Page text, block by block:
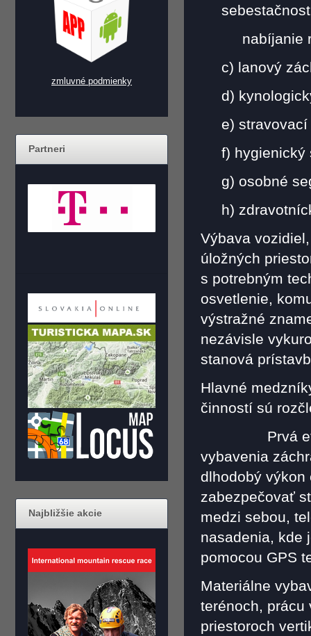
zmluvné podmienky
Partneri
Najbližšie akcie
nabíjanie
c) lanový
d)
e)
f) hygienický
g) osobné
h)
Výbava
úložných
s potrebným
osvetlenie,
výstražné
nezávisle
stanová
Hlavné
činností sú
Prvá etapa
vybavenia
dlhodobý výkon
zabezpečovať
medzi sebou,
nasadenia, kde
pomocou GPS
Materiálne
terénoch, prácu
priestoroch